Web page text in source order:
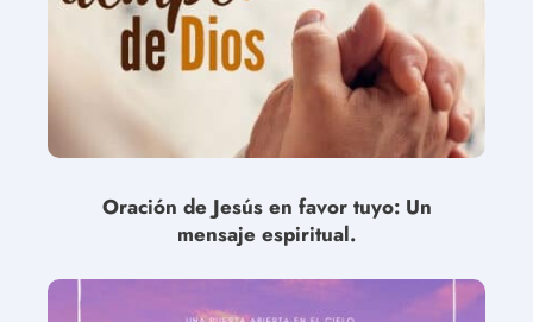
Oración de Jesús en favor tuyo: Un
mensaje espiritual.